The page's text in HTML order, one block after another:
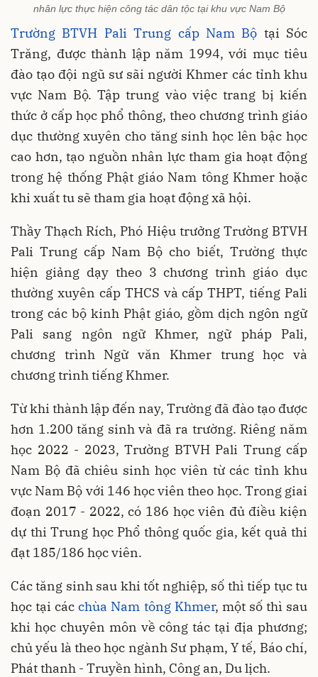
nhân lực thực hiện công tác dân tộc tại khu vực Nam Bộ
Trường BTVH Pali Trung cấp Nam Bộ tại Sóc
Trăng, được thành lập năm 1994, với mục tiêu
đào tạo đội ngũ sư sãi người Khmer các tỉnh khu
vực Nam Bộ. Tập trung vào việc trang bị kiến
thức ở cấp học phổ thông, theo chương trình giáo
dục thường xuyên cho tăng sinh học lên bậc học
cao hơn, tạo nguồn nhân lực tham gia hoạt động
trong hệ thống Phật giáo Nam tông Khmer hoặc
khi xuất tu sẽ tham gia hoạt động xã hội.
Thầy Thạch Rích, Phó Hiệu trưởng Trường BTVH
Pali Trung cấp Nam Bộ cho biết, Trường thực
hiện giảng dạy theo 3 chương trình giáo dục
thường xuyên cấp THCS và cấp THPT, tiếng Pali
trong các bộ kinh Phật giáo, gồm dịch ngôn ngữ
Pali sang ngôn ngữ Khmer, ngữ pháp Pali,
chương trình Ngữ văn Khmer trung học và
chương trình tiếng Khmer.
Từ khi thành lập đến nay, Trường đã đào tạo được
hơn 1.200 tăng sinh và đã ra trường. Riêng năm
học 2022 - 2023, Trường BTVH Pali Trung cấp
Nam Bộ đã chiêu sinh học viên từ các tỉnh khu
vực Nam Bộ với 146 học viên theo học. Trong giai
đoạn 2017 - 2022, có 186 học viên đủ điều kiện
dự thi Trung học Phổ thông quốc gia, kết quả thi
đạt 185/186 học viên.
Các tăng sinh sau khi tốt nghiệp, số thì tiếp tục tu
học tại cácchùa Nam tông Khmer, một số thì sau
khi học chuyên môn về công tác tại địa phương;
chủ yếu là theo học ngành Sư phạm, Y tế, Báo chí,
Phát thanh - Truyền hình, Công an, Du lịch.